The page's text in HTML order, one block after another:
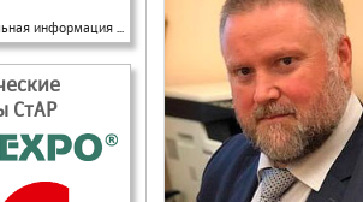
информация ...
СтАР